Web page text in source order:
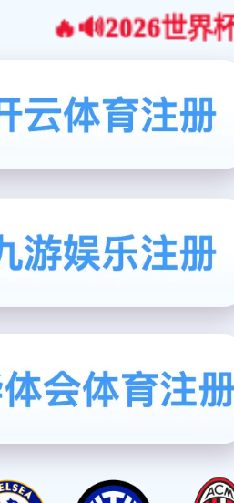
🔥🔊2026世界杯官